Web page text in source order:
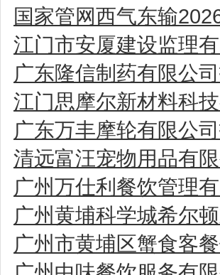
国家管网西气东输
江门市安厦建设监理
广东隆信制药有限公
江门思摩尔新材料科
广东万丰摩轮有限公
清远富汪宠物用品有
广州万仕利餐饮管理
广州黄埔科学城希尔
广州市黄埔区蟹食客